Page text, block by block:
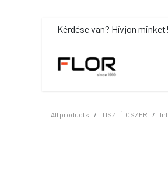
​Kérdése van? Hívjon
All products TISZTÍTÓSZER